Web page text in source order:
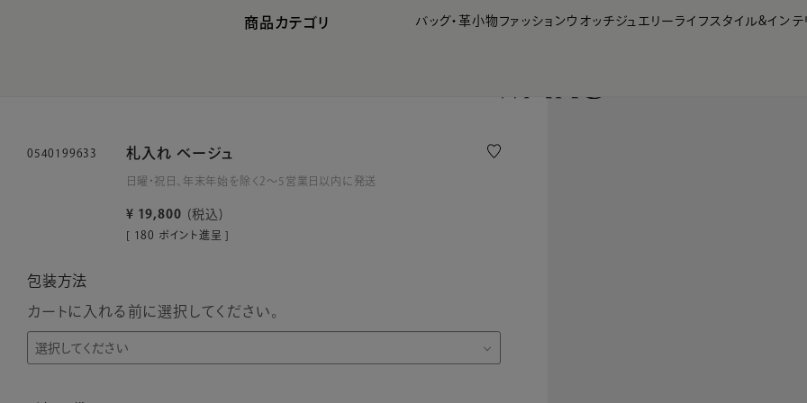
商品カテゴリ バッグ・革小物 ファッションウオッチジュエリー ライフスタイル&インテ
0540199633 札入れ ベージュ
日曜・祝日、年末年始を除く2～5営業日以内に発送
¥ 19,800 税込
[ 180 ポイント進呈 ]
包装方法
カートに入れる前に選択してください。